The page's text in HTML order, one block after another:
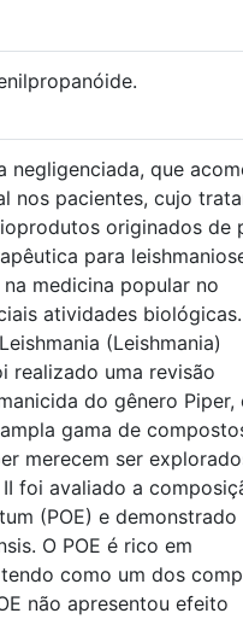
negligenciada, que
nos pacientes, cujo
originados de
para
medicina popular no
atividades
(Leishmania)
realizado uma revisão
do gênero Piper,
gama de
merecem ser
foi avaliado a
(POE) e demonstrado
O POE é rico em
como um dos
não apresentou efeito